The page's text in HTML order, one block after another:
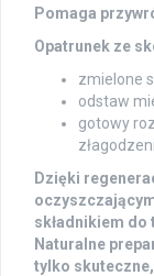
Pomaga
Opatrunek ze
zmielone
odstaw
gotowy
Dzięki
składnikiem do
Naturalne
tylko